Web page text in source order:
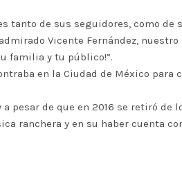
tanto de sus seguidores, como de
Vicente Fernández, nuestro
familia y tu público!”.
en la Ciudad de México para
pesar de que en 2016 se retiró de
ranchera y en su haber cuenta